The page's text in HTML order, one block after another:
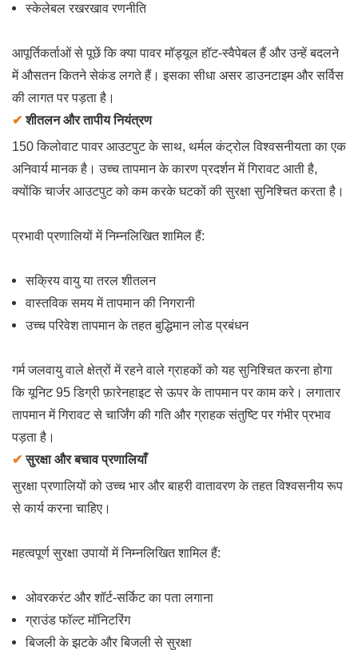
स्केलेबल रखरखाव रणनीति
आपूर्तिकर्ताओं से पूछें कि क्या पावर मॉड्यूल हॉट-स्वैपेबल हैं और उन्हें बदलने
में औसतन कितने सेकंड लगते हैं। इसका सीधा असर डाउनटाइम और सर्विस
की लागत पर पड़ता है।
✔ शीतलन और तापीय नियंत्रण
150 किलोवाट पावर आउटपुट के साथ, थर्मल कंट्रोल विश्वसनीयता का एक
अनिवार्य मानक है। उच्च तापमान के कारण प्रदर्शन में गिरावट आती है,
क्योंकि चार्जर आउटपुट को कम करके घटकों की सुरक्षा सुनिश्चित करता है।
प्रभावी प्रणालियों में निम्नलिखित शामिल हैं:
सक्रिय वायु या तरल शीतलन
वास्तविक समय में तापमान की निगरानी
उच्च परिवेश तापमान के तहत बुद्धिमान लोड प्रबंधन
गर्म जलवायु वाले क्षेत्रों में रहने वाले ग्राहकों को यह सुनिश्चित करना होगा
कि यूनिट 95 डिग्री फ़ारेनहाइट से ऊपर के तापमान पर काम करे। लगातार
तापमान में गिरावट से चार्जिंग की गति और ग्राहक संतुष्टि पर गंभीर प्रभाव
पड़ता है।
✔ सुरक्षा और बचाव प्रणालियाँ
सुरक्षा प्रणालियों को उच्च भार और बाहरी वातावरण के तहत विश्वसनीय रूप
से कार्य करना चाहिए।
महत्वपूर्ण सुरक्षा उपायों में निम्नलिखित शामिल हैं:
ओवरकरंट और शॉर्ट-सर्किट का पता लगाना
ग्राउंड फॉल्ट मॉनिटरिंग
बिजली के झटके और बिजली से सुरक्षा